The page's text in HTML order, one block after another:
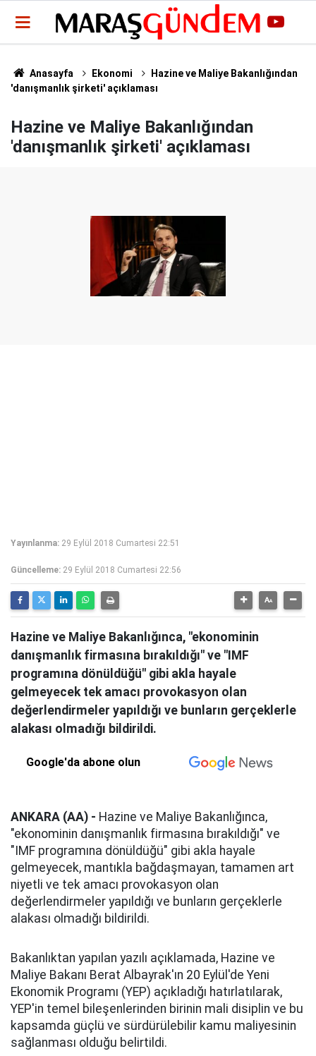
Anasayfa Ekonomi
Hazine ve Maliye Bakanlığından
'danışmanlık şirketi' açıklaması
Hazine ve Maliye Bakanlığından
'danışmanlık şirketi' açıklaması
Yayınlanma: 29 Eylül 2018 Cumartesi 22:51
Güncelleme: 29 Eylül 2018 Cumartesi 22:56
Hazine ve Maliye Bakanlığınca, "ekonominin
danışmanlık firmasına bırakıldığı" ve "IMF
programına dönüldüğü" gibi akla hayale
gelmeyecek tek amacı provokasyon olan
değerlendirmeler yapıldığı ve bunların gerçeklerle
alakası olmadığı bildirildi.
Google'da abone olun
ANKARA (AA) - Hazine ve Maliye Bakanlığınca,
"ekonominin danışmanlık firmasına bırakıldığı" ve
"IMF programına dönüldüğü" gibi akla hayale
gelmeyecek, mantıkla bağdaşmayan, tamamen art
niyetli ve tek amacı provokasyon olan
değerlendirmeler yapıldığı ve bunların gerçeklerle
alakası olmadığı bildirildi.
Bakanlıktan yapılan yazılı açıklamada, Hazine ve
Maliye Bakanı Berat Albayrak'ın 20 Eylül'de Yeni
Ekonomik Programı (YEP) açıkladığı hatırlatılarak,
YEP'in temel bileşenlerinden birinin mali disiplin ve bu
kapsamda güçlü ve sürdürülebilir kamu maliyesinin
sağlanması olduğu belirtildi.